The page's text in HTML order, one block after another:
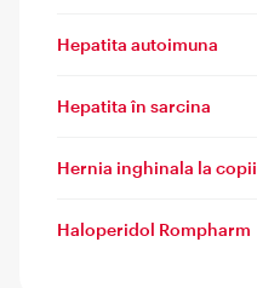
Hepatita autoimuna
Hepatita în sarcina
Hernia inghinala la copii
Haloperidol Rompharm